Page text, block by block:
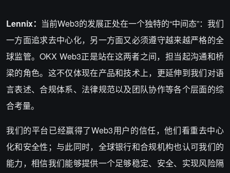
Lennix： 当前Web3的发展正处在一个独特的“中间态”：我们
一方面追求去中心化，另一方面又必须遵守越来越严格的全
球监管。OKX Web3正是站在这两者之间，担当起沟通和桥
梁的角色。这不仅体现在产品和技术上，更延伸到我们对语
言表述、合规体系、法律规范以及团队协作等各个层面的综
合考量。
我们的平台已经赢得了Web3用户的信任，他们看重去中心
化和安全性；与此同时，全球银行和合规机构也认可我们的
能力，相信我们能够提供一个足够稳定、安全、实现风险隔